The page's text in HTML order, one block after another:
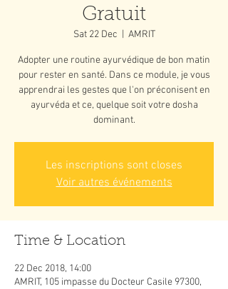
Gratuit
Sat 22 Dec AMRIT
Adopter une routine ayurvédique de bon matin
pour rester en santé. Dans ce module, je vous
apprendrai les gestes que l'on préconisent en
ayurvéda et ce, quelque soit votre dosha
dominant.
Les inscriptions sont closes
Voir autres événements
Time & Location
22 Dec 2018, 14:00
AMRIT, 105 impasse du Docteur Casile 97300,